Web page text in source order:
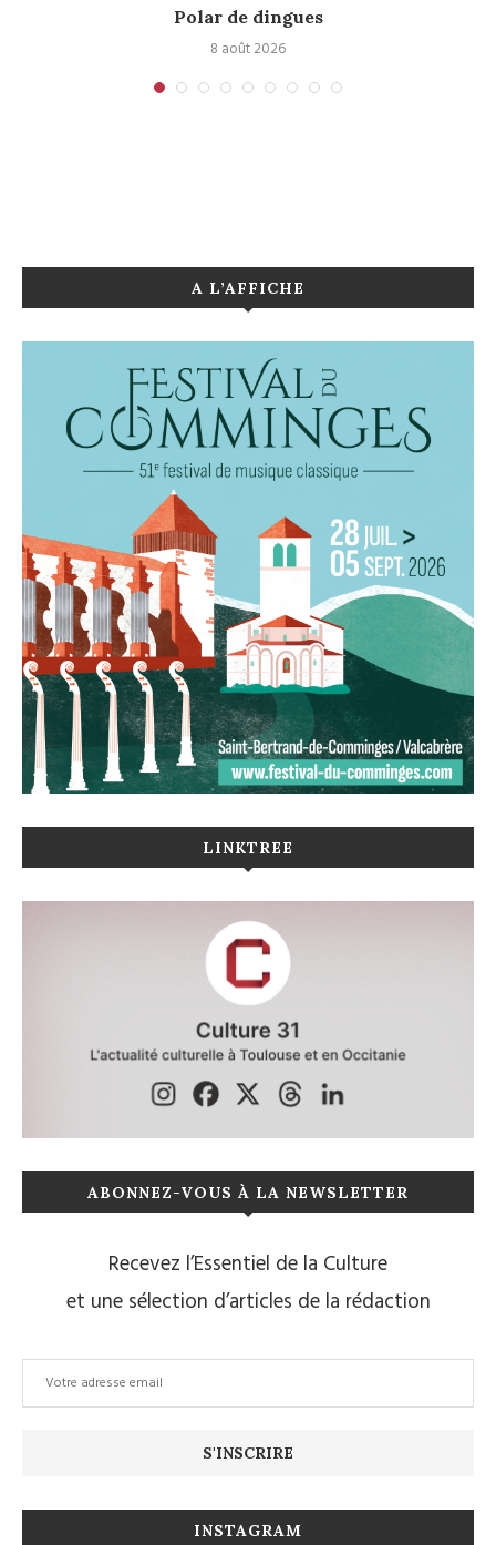
Polar de dingues
8 août 2026
A L’AFFICHE
LINKTREE
ABONNEZ-VOUS À LA NEWSLETTER
Recevez l’Essentiel de la Culture
et une sélection d’articles de la rédaction
INSTAGRAM